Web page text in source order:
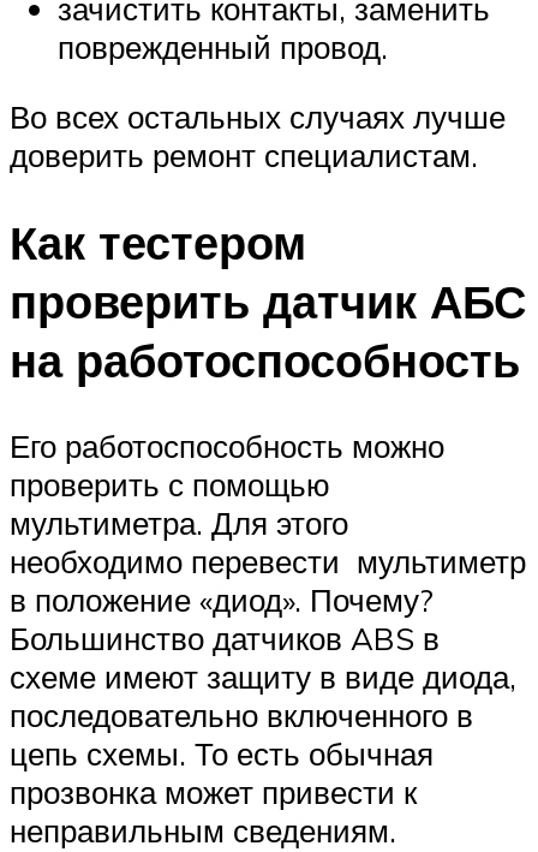
зачистить контакты, заменить
поврежденный провод.
Во всех остальных случаях лучше
доверить ремонт специалистам.
Как тестером
проверить датчик АБС
на работоспособность
Его работоспособность можно
проверить с помощью
мультиметра. Для этого
необходимо перевести мультиметр
в положение «диод». Почему?
Большинство датчиков ABS в
схеме имеют защиту в виде диода,
последовательно включенного в
цепь схемы. То есть обычная
прозвонка может привести к
неправильным сведениям.